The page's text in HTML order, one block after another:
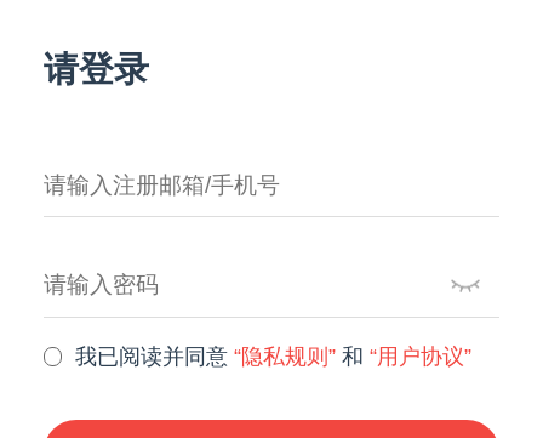
请登录
我已阅读并同意“隐私规则” 和“用户协议”